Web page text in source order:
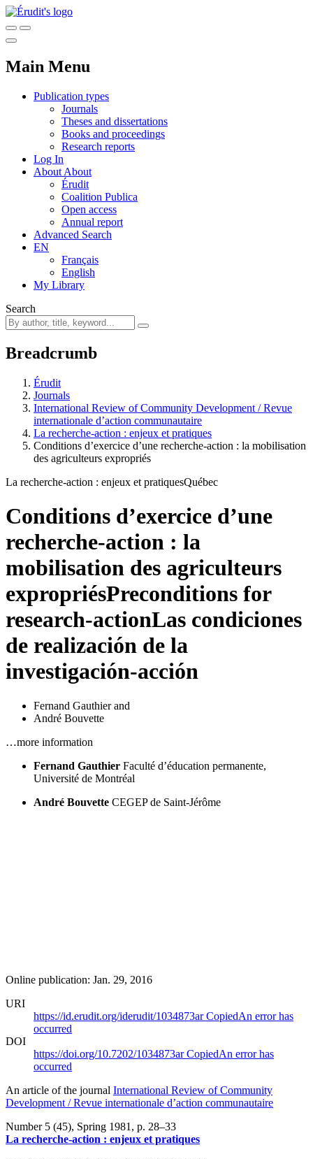
Main Menu
Publication types
Journals
Theses and dissertations
Books and proceedings
Research reports
Log In
About About
Érudit
Coalition Publica
Open access
Annual report
Advanced Search
EN
Français
English
My Library
Search
Breadcrumb
Érudit
Journals
International Review of Community Development / Revue
internationale d’action communautaire
La recherche-action : enjeux et pratiques
Conditions d’exercice d’une recherche-action : la mobilisation
des agriculteurs expropriés
La recherche-action : enjeux et pratiquesQuébec
Conditions d’exercice d’une
recherche-action : la
mobilisation des agriculteurs
expropriésPreconditions for
research-actionLas condiciones
de realización de la
investigación-acción
Fernand Gauthierand
André Bouvette
…more information
Fernand Gauthier Faculté d’éducation permanente,
Université de Montréal
André Bouvette CEGEP de Saint-Jérôme
Online publication: Jan. 29, 2016
URI
https://id.erudit.org/iderudit/1034873arCopiedAn error has
occurred
DOI
https://doi.org/10.7202/1034873arCopiedAn error has
occurred
An article of the journal International Review of Community
Development / Revue internationale d’action communautaire
Number 5 (45), Spring 1981 , p. 28–33
La recherche-action : enjeux et pratiques